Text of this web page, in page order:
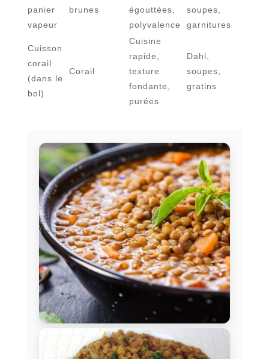
panier
vapeur
brunes
égouttées,
polyvalence
soupes,
garnitures
Cuisson
corail
(dans le
bol)
Corail
Cuisine
rapide,
texture
fondante,
purées
Dahl,
soupes,
gratins